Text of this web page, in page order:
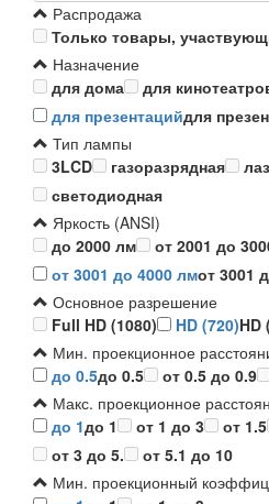
Распродажа
Только товары,
Назначение
для дома
для
для презентацийдля
Тип лампы
3LCD
газоразрядная
светодиодная
Яркость (ANSI)
до 2000 лм
от 2001 до
от 3001 до 4000 лмот 3001
Основное разрешение
Full HD (1080)
HD (720)HD
Мин. проекционное
до 0.5до 0.5 от 0.5 до 0.9
Макс. проекционное
до 1до 1 от 1 до 3 от 1.5
от 3 до 5.
от 5.1 до 10
Мин. проекционный